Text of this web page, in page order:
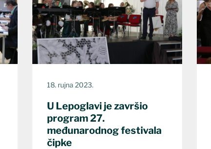
18. rujna 2023.
U Lepoglavi je završio
program 27.
međunarodnog festivala
čipke